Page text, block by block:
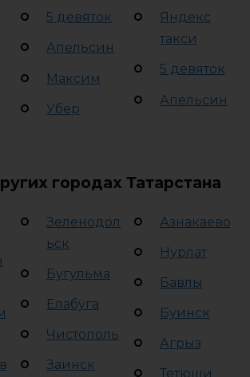
5 девяток
Апельсин
Максим
Убер
Яндекс
такси
5 девяток
Апельсин
городах Татарстана
Зеленодол
ьск
Бугульма
Елабуга
Чистополь
Заинск
Азнакаево
Нурлат
Бавлы
Буинск
Агрыз
Тетюши